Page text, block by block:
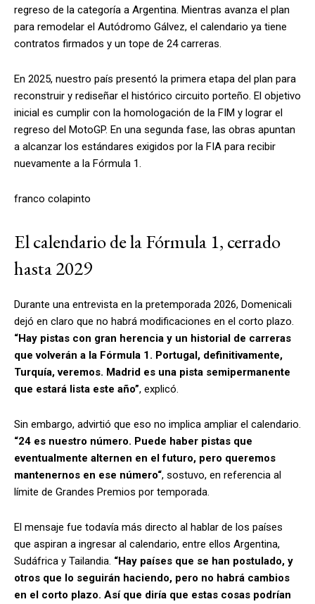
regreso de la categoría a Argentina. Mientras avanza el plan
para remodelar el Autódromo Gálvez, el calendario ya tiene
contratos firmados y un tope de 24 carreras.
En 2025, nuestro país presentó la primera etapa del plan para
reconstruir y rediseñar el histórico circuito porteño. El objetivo
inicial es cumplir con la homologación de la FIM y lograr el
regreso del MotoGP. En una segunda fase, las obras apuntan
a alcanzar los estándares exigidos por la FIA para recibir
nuevamente a la Fórmula 1.
franco colapinto
El calendario de la Fórmula 1, cerrado
hasta 2029
Durante una entrevista en la pretemporada 2026, Domenicali
dejó en claro que no habrá modificaciones en el corto plazo.
“Hay pistas con gran herencia y un historial de carreras
que volverán a la Fórmula 1. Portugal, definitivamente,
Turquía, veremos. Madrid es una pista semipermanente
que estará lista este año”, explicó.
Sin embargo, advirtió que eso no implica ampliar el calendario.
“24 es nuestro número. Puede haber pistas que
eventualmente alternen en el futuro, pero queremos
mantenernos en ese número“, sostuvo, en referencia al
límite de Grandes Premios por temporada.
El mensaje fue todavía más directo al hablar de los países
que aspiran a ingresar al calendario, entre ellos Argentina,
Sudáfrica y Tailandia. “Hay países que se han postulado, y
otros que lo seguirán haciendo, pero no habrá cambios
en el corto plazo. Así que diría que estas cosas podrían